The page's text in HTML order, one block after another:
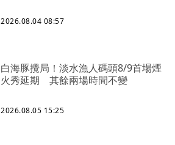
2026.08.04 08:57
白海豚攪局！淡水漁人碼頭8/9首場煙
火秀延期 其餘兩場時間不變
2026.08.05 15:25